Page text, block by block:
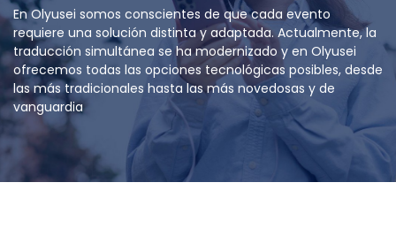
En Olyusei somos conscientes de que cada evento
requiere una solución distinta y adaptada. Actualmente, la
traducción simultánea se ha modernizado y en Olyusei
ofrecemos todas las opciones tecnológicas posibles, desde
las más tradicionales hasta las más novedosas y de
vanguardia